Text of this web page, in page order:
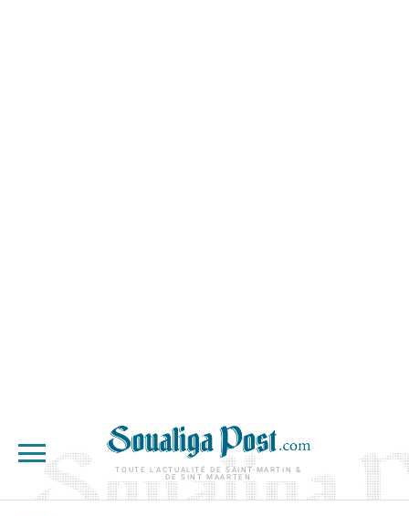
TOUTE L'ACTUALITÉ DE SAINT-MARTIN &
DE SINT MAARTEN